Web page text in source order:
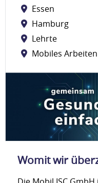
Essen
Hamburg
Lehrte
Mobiles Arbeiten
Womit wir